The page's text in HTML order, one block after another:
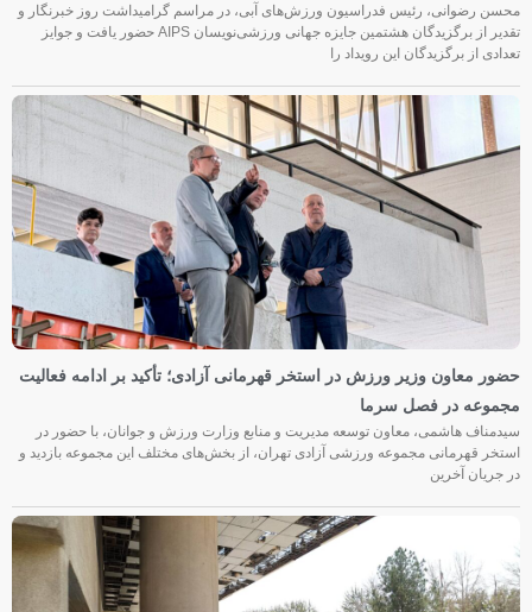
محسن رضوانی، رئیس فدراسیون ورزش‌های آبی، در مراسم گرامیداشت روز خبرنگار و
تقدیر از برگزیدگان هشتمین جایزه جهانی ورزشی‌نویسان AIPS حضور یافت و جوایز
تعدادی از برگزیدگان این رویداد را
حضور معاون وزیر ورزش در استخر قهرمانی آزادی؛ تأکید بر ادامه فعالیت
مجموعه در فصل سرما
سیدمناف هاشمی، معاون توسعه مدیریت و منابع وزارت ورزش و جوانان، با حضور در
استخر قهرمانی مجموعه ورزشی آزادی تهران، از بخش‌های مختلف این مجموعه بازدید و
در جریان آخرین